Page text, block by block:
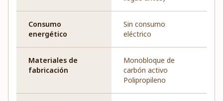
Consumo
energético
Sin consumo
eléctrico
Materiales de
fabricación
Monobloque de
carbón activo
Polipropileno